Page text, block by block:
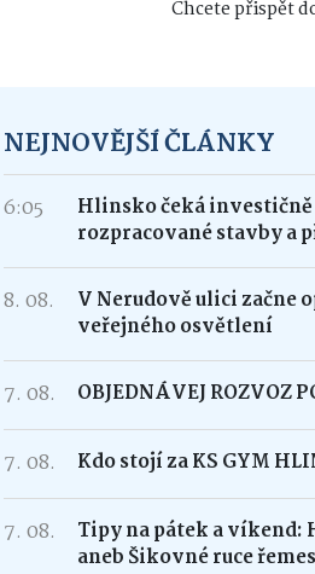
Chcete přispět
NEJNOVĚJŠÍ ČLÁNKY
6:05
Hlinsko čeká
rozpracované stavby a
8. 08.
V Nerudově ulici začne
veřejného osvětlení
7. 08. OBJEDNÁVEJ ROZVOZ
7. 08. Kdo stojí za KS GYM
7. 08.
Tipy na pátek a
aneb Šikovné ruce